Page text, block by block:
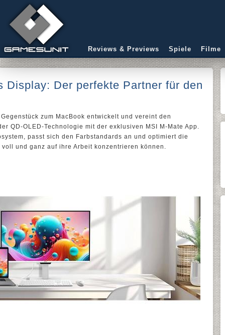
Reviews & Previews Spiele Filme
Display: Der perfekte Partner für den
zum MacBook entwickelt und vereint den
QD-OLED-Technologie mit der exklusiven MSI M-Mate App.
passt sich den Farbstandards an und optimiert die
und ganz auf ihre Arbeit konzentrieren können.